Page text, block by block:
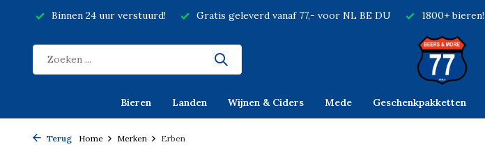
Binnen 24 uur verstuurd! Gratis geleverd vanaf 77,- voor NL BE DU 1800+ bieren!
Bieren Landen Wijnen & Ciders Mede Geschenkpakketten
Terug Home Merken Erben